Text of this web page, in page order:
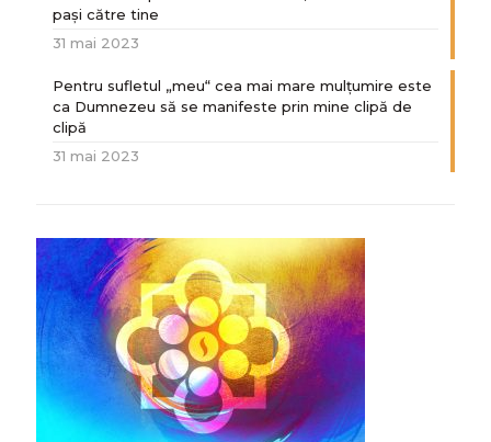
paşi către tine
31 mai 2023
Pentru sufletul „meu“ cea mai mare mulțumire este
ca Dumnezeu să se manifeste prin mine clipă de
clipă
31 mai 2023